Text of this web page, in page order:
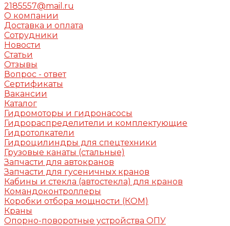
2185557@mail.ru
О компании
Доставка и оплата
Сотрудники
Новости
Статьи
Отзывы
Вопрос - ответ
Сертификаты
Вакансии
Каталог
Гидромоторы и гидронасосы
Гидрораспределители и комплектующие
Гидротолкатели
Гидроцилиндры для спецтехники
Грузовые канаты (стальные)
Запчасти для автокранов
Запчасти для гусеничных кранов
Кабины и стекла (автостекла) для кранов
Командоконтроллеры
Коробки отбора мощности (КОМ)
Краны
Опорно-поворотные устройства ОПУ